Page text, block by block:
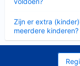
Zijn er extra
meerdere kinderen?